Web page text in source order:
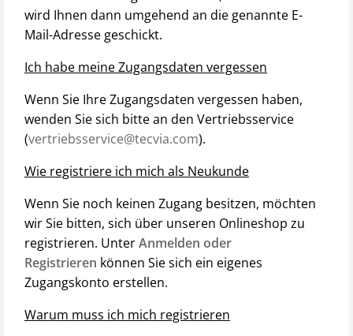
wird Ihnen dann umgehend an die genannte E-
Mail-Adresse geschickt.
Ich habe meine Zugangsdaten vergessen
Wenn Sie Ihre Zugangsdaten vergessen haben,
wenden Sie sich bitte an den Vertriebsservice
(vertriebsservice@tecvia.com).
Wie registriere ich mich als Neukunde
Wenn Sie noch keinen Zugang besitzen, möchten
wir Sie bitten, sich über unseren Onlineshop zu
registrieren. UnterAnmelden oder
Registrieren können Sie sich ein eigenes
Zugangskonto erstellen.
Warum muss ich mich registrieren